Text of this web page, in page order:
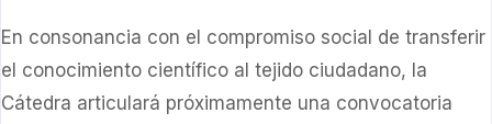
En consonancia con el compromiso social de transferir
el conocimiento científico al tejido ciudadano, la
Cátedra articulará próximamente una convocatoria